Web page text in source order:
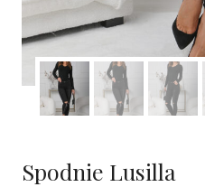
Spodnie Lusilla